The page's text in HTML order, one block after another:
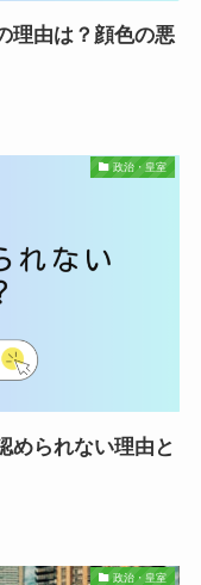
理由は？顔色の悪
政治・皇室
められない理由と
政治・皇室